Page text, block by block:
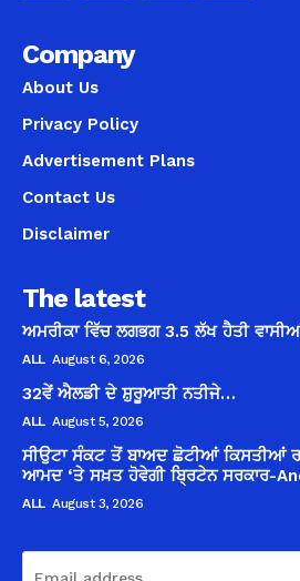
Company
About Us
Privacy Policy
Advertisement Plans
Contact Us
Disclaimer
The latest
ਅਮਰੀਕਾ ਵਿੱਚ ਲਗਭਗ 3.5 ਲੱਖ ਹੈਤੀ
ALL August 6, 2026
32ਵੇਂ ਐਲਡੀ ਦੇ ਸ਼ੁਰੂਆਤੀ ਨਤੀਜੇ…
ALL August 5, 2026
ਸੀਉਟਾ ਸੰਕਟ ਤੋਂ ਬਾਅਦ ਛੋਟੀਆਂ ਕਿਸਤੀਆਂ
ਆਮਦ ‘ਤੇ ਸਖ਼ਤ ਹੋਵੇਗੀ ਬ੍ਰਿਟੇਨ ਸਰਕਾਰ-
ALL August 3, 2026